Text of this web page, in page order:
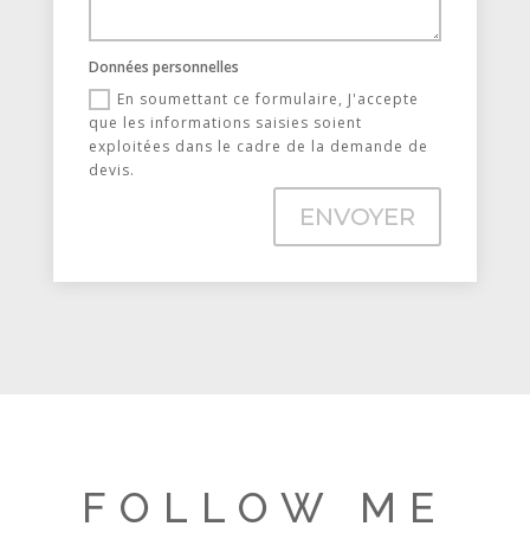
Données personnelles
En soumettant ce formulaire, J'accepte
que les informations saisies soient
exploitées dans le cadre de la demande de
devis.
ENVOYER
FOLLOW ME